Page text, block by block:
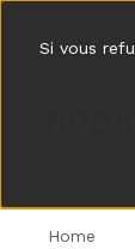
Si vous
Home